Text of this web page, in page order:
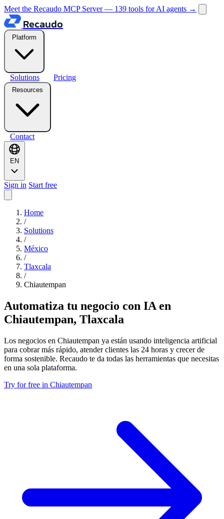
Meet the Recaudo MCP Server — 139 tools for AI agents →
Recaudo
Platform
Solutions Pricing
Resources
Contact
EN
Sign in Start free
Home
/
Solutions
/
México
/
Tlaxcala
/
Chiautempan
Automatiza tu negocio con IA en
Chiautempan, Tlaxcala
Los negocios en Chiautempan ya están usando inteligencia artificial
para cobrar más rápido, atender clientes las 24 horas y crecer de
forma sostenible. Recaudo te da todas las herramientas que necesitas
en una sola plataforma.
Try for free in Chiautempan